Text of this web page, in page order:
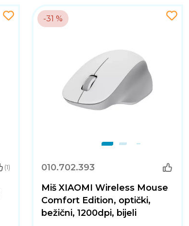
(1)
-31 %
010.702.393
Miš XIAOMI Wireless Mouse
Comfort Edition, optički,
bežični, 1200dpi, bijeli